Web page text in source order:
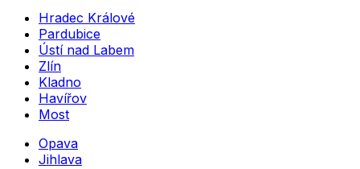
Hradec Králové
Pardubice
Ústí nad Labem
Zlín
Kladno
Havířov
Most
Opava
Jihlava